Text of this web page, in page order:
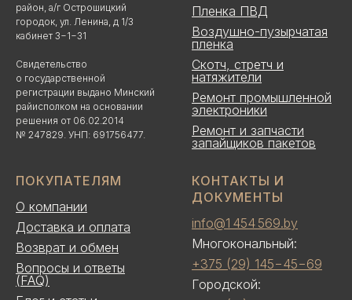
район, а/г Острошицкий
городок, ул. Ленина, д 1/3
кабинет 3−1−31
Свидетельство
о государственной
регистрации выдано Минский
райисполком на основании
решения от 06.02.2014
№ 247829. УНП: 691756477.
Пленка ПВД
Воздушно-пузырчатая
пленка
Скотч, стретч и
натяжители
Ремонт промышленной
электроники
Ремонт и запчасти
запайщиков пакетов
ПОКУПАТЕЛЯМ
О компании
Доставка и оплата
Возврат и обмен
Вопросы и ответы
(FAQ)
КОНТАКТЫ И
ДОКУМЕНТЫ
info@1 454 569.by
Многокональный:
+375 (29) 145−45−69
Городской: